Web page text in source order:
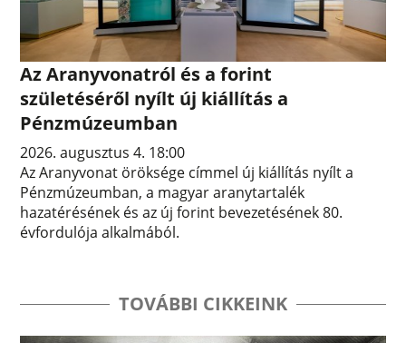
Az Aranyvonatról és a forint
születéséről nyílt új kiállítás a
Pénzmúzeumban
2026. augusztus 4. 18:00
Az Aranyvonat öröksége címmel új kiállítás nyílt a
Pénzmúzeumban, a magyar aranytartalék
hazatérésének és az új forint bevezetésének 80.
évfordulója alkalmából.
TOVÁBBI CIKKEINK